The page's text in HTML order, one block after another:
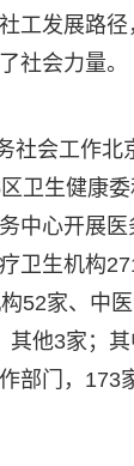
工发展路
社会力量。
社会工作北
卫生健康
中心开展医
卫生机构
52家、中
其他3家；
部门，173